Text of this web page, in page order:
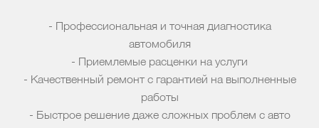
- Профессиональная и точная диагностика
автомобиля
- Приемлемые расценки на услуги
- Качественный ремонт с гарантией на выполненные
работы
- Быстрое решение даже сложных проблем с авто